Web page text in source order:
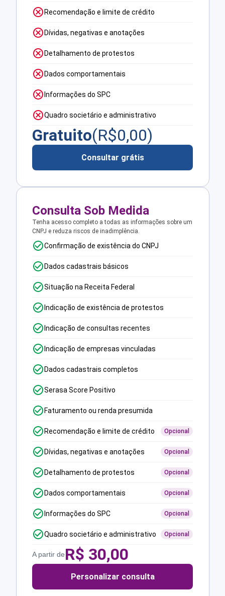
Recomendação e limite de crédito
Dívidas, negativas e anotações
Detalhamento de protestos
Dados comportamentais
Informações do SPC
Quadro societário e administrativo
Gratuito(R$0,00)
Consultar grátis
Consulta Sob Medida
Tenha acesso completo a todas as informações sobre um
CNPJ e reduza riscos de inadimplência.
Confirmação de existência do CNPJ
Dados cadastrais básicos
Situação na Receita Federal
Indicação de existência de protestos
Indicação de consultas recentes
Indicação de empresas vinculadas
Dados cadastrais completos
Serasa Score Positivo
Faturamento ou renda presumida
Recomendação e limite de crédito Opcional
Dívidas, negativas e anotações Opcional
Detalhamento de protestos Opcional
Dados comportamentais Opcional
Informações do SPC Opcional
Quadro societário e administrativo Opcional
A partir deR$ 30,00
Personalizar consulta